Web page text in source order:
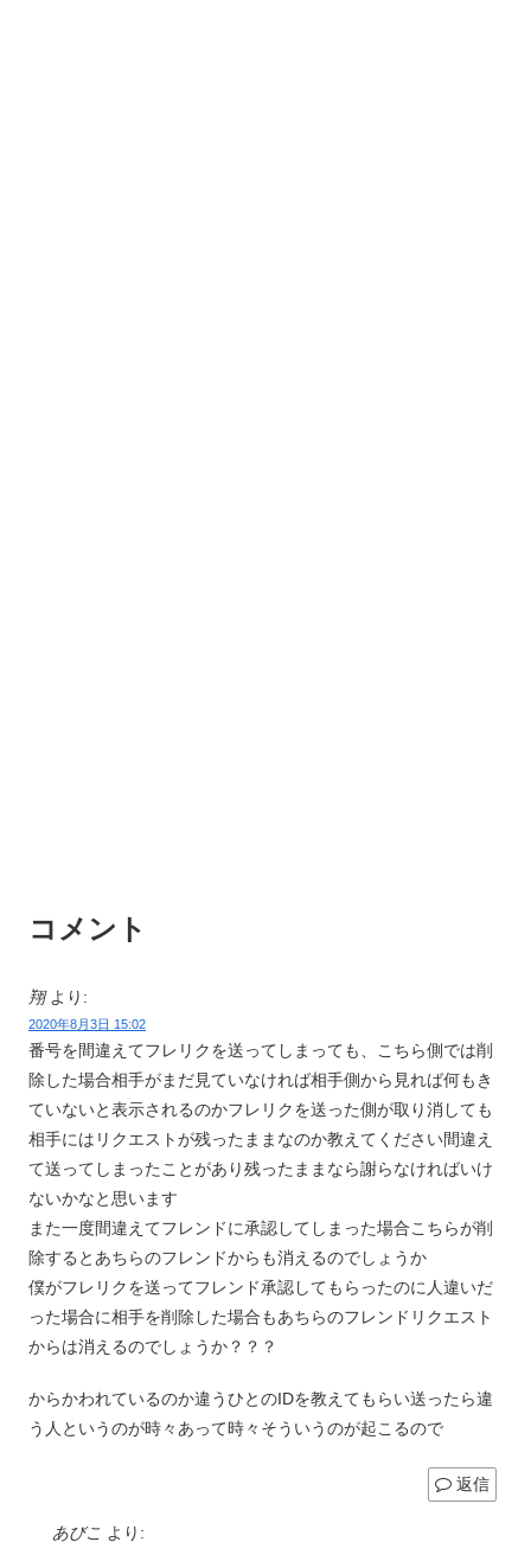
コメント
翔 より:
2020年8月3日 15:02
番号を間違えてフレリクを送ってしまっても、こちら側では削
除した場合相手がまだ見ていなければ相手側から見れば何もき
ていないと表示されるのかフレリクを送った側が取り消しても
相手にはリクエストが残ったままなのか教えてください間違え
て送ってしまったことがあり残ったままなら謝らなければいけ
ないかなと思います
また一度間違えてフレンドに承認してしまった場合こちらが削
除するとあちらのフレンドからも消えるのでしょうか
僕がフレリクを送ってフレンド承認してもらったのに人違いだ
った場合に相手を削除した場合もあちらのフレンドリクエスト
からは消えるのでしょうか？？？
からかわれているのか違うひとのIDを教えてもらい送ったら違
う人というのが時々あって時々そういうのが起こるので
返信
あびこ より: